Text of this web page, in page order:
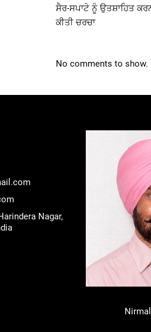
ਸੈਰ-ਸਪਾਟੇ ਨੂੰ ਉਤਸ਼ਾਹਿਤ
ਕੀਤੀ ਚਰਚਾ
No comments to show.
Nagar,